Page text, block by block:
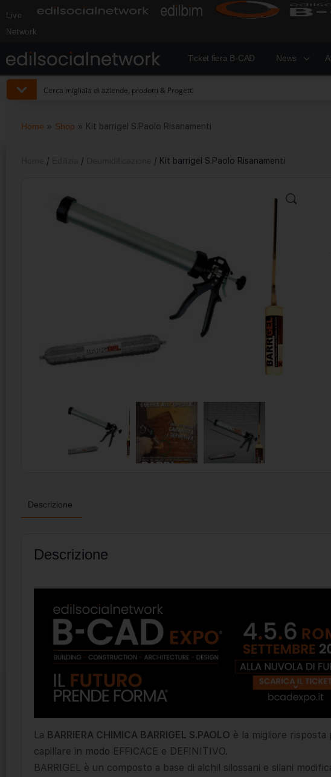
Live
Network
Ticket fiera B-CAD News
Home » Shop » Kit barrigel S.Paolo Risanamenti
/ / / Kit barrigel S.Paolo Risanamenti
Descrizione
Descrizione
La BARRIERA CHIMICA BARRIGEL S.PAOLO è la migliore risposta
capillare in modo EFFICACE e DEFINITIVO.
BARRIGEL è un composto a base di alchil silossani e silani